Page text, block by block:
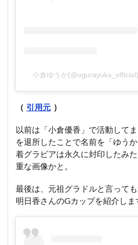
小倉ゆうか
（ 引用元 ）
以前は「小倉優香」で活動して
を退所したことで名前を「ゆう
着グラビアは永久に封印したみ
重な画像かと。
最後は、元祖グラドルと言って
明日香さんのGカップを紹介しま